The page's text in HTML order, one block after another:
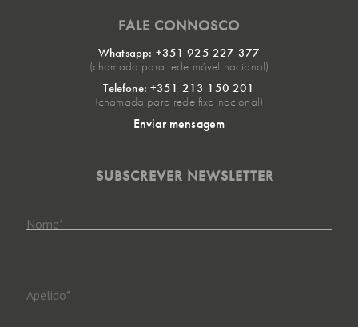
FALE CONNOSCO
Whatsapp: +351 925 227 377
(chamada para rede móvel nacional)
Telefone: +351 213 150 201
(chamada para rede fixa nacional)
Enviar mensagem
SUBSCREVER NEWSLETTER
Nome*
Apelido*